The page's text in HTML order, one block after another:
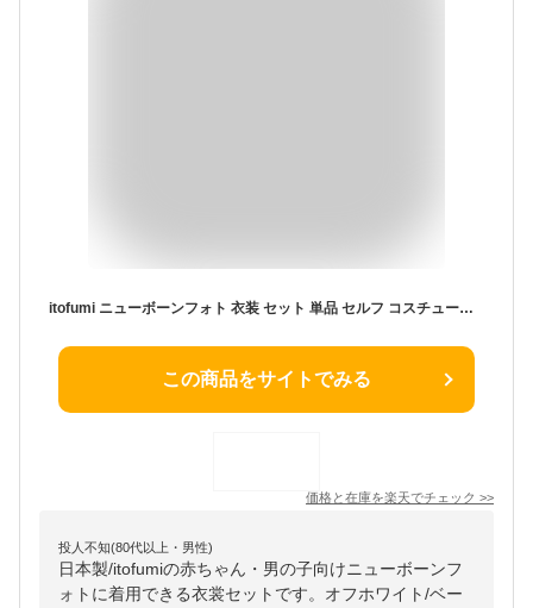
itofumi ニューボーンフォト 衣装 セット 単品 セルフ コスチューム くま耳 帽子 クマ帽子 ボンネット ブルマ ロンパース 男の子 女の子 0才 新生児 ベビー オーガニックコットン 日本製ベビー服 出産祝い 寝相アート コスチューム
この商品をサイトでみる
価格と在庫を楽天でチェック >>
投人不知(80代以上・男性)
日本製/itofumiの赤ちゃん・男の子向けニューボーンフ
ォトに着用できる衣裳セットです。オフホワイト/ベー